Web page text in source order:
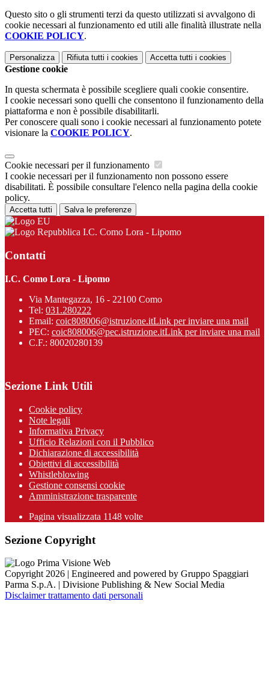
Questo sito o gli strumenti terzi da questo utilizzati si avvalgono di
cookie necessari al funzionamento ed utili alle finalità illustrate nella
COOKIE POLICY.
Personalizza Rifiuta tutti i cookies Accetta tutti i cookies
Gestione cookie
In questa schermata è possibile scegliere quali cookie consentire.
I cookie necessari sono quelli che consentono il funzionamento della
piattaforma e non è possibile disabilitarli.
Per conoscere quali sono i cookie necessari al funzionamento potete
visionare la COOKIE POLICY.
Cookie necessari per il funzionamento
I cookie necessari per il funzionamento non possono essere
disabilitati. È possibile consultare l'elenco nella pagina della cookie
policy.
Accetta tutti Salva le preferenze
I.C. Como Lora - Lipomo
Contatti
I.C. Como Lora - Lipomo
Via Mantegazza, 16 - 22100 Como
Tel: 031.280222
Email: coic808006@istruzione.itLink per inviare una mail
PEC: coic808006@pec.istruzione.itLink per inviare una mail
C.F.: 80020280139
Sezione Link Utili
Cookie policy
Note legali
Informativa Privacy
Ufficio Relazioni con il Pubblico
Dichiarazione di accessibilità
Obiettivi di accessibilità
Whistleblowing
Gestione consensi cookie
Amministrazione trasparente
Pagina visualizzata 1148 volte
Sezione Copyright
Copyright 2026 | Engineered and powered by Gruppo Spaggiari
Parma S.p.A. | Divisione Publishing & New Social Media
Disclaimer trattamento dati personali